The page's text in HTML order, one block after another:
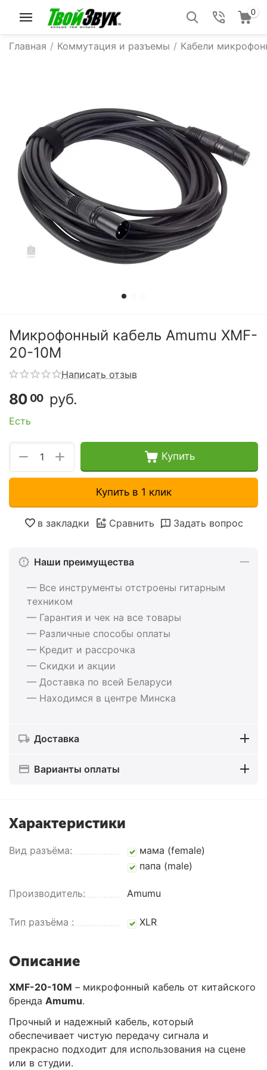
0
Главная / Коммутация и разъемы / Кабели
Микрофонный кабель Amumu XMF-
20-10M
Написать отзыв
80 00 руб.
Есть
+
− Купить
Купить в 1 клик
в закладки Сравнить Задать вопрос
Наши преимущества
— Все инструменты отстроены гитарным
техником
— Гарантия и чек на все товары
— Различные способы оплаты
— Кредит и рассрочка
— Скидки и акции
— Доставка по всей Беларуси
— Находимся в центре Минска
Доставка
Варианты оплаты
Характеристики
Вид разъёма:
мама (female)
папа (male)
Производитель: Amumu
Тип разъёма : XLR
Описание
XMF-20-10M – микрофонный кабель от китайского
бренда Amumu.
Прочный и надежный кабель, который
обеспечивает чистую передачу сигнала и
прекрасно подходит для использования на сцене
или в студии.